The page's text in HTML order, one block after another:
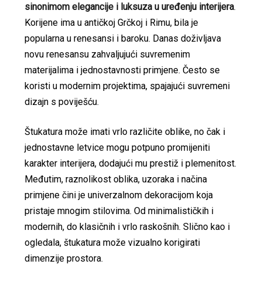
sinonimom elegancije i luksuza u uređenju interijera.
Korijene ima u antičkoj Grčkoj i Rimu, bila je
popularna u renesansi i baroku. Danas doživljava
novu renesansu zahvaljujući suvremenim
materijalima i jednostavnosti primjene. Često se
koristi u modernim projektima, spajajući suvremeni
dizajn s poviješću.
Štukatura može imati vrlo različite oblike, no čak i
jednostavne letvice mogu potpuno promijeniti
karakter interijera, dodajući mu prestiž i plemenitost.
Međutim, raznolikost oblika, uzoraka i načina
primjene čini je univerzalnom dekoracijom koja
pristaje mnogim stilovima. Od minimalističkih i
modernih, do klasičnih i vrlo raskošnih. Slično kao i
ogledala, štukatura može vizualno korigirati
dimenzije prostora.